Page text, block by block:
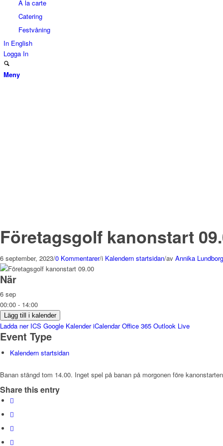
A la carte
Catering
Festvåning
In English
Logga In
Meny
Företagsgolf kanonstart
6 september, 2023/0 Kommentarer/i Kalendern startsidan/av Annika Lundborg
När
6 sep
00:00 - 14:00
Lägg till i kalender
Ladda ner ICS Google Kalender iCalendar Office 365 Outlook Live
Event Type
Kalendern startsidan
Banan stängd tom 14.00. Inget spel på banan på morgonen före
Share this entry